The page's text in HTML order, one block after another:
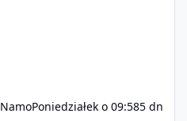
NamoPoniedziałek o 09:585 dn